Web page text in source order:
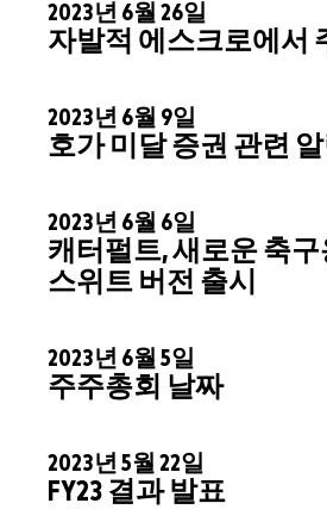
2023년 6월 26일
자발적 에스크로에서
2023년 6월 9일
호가 미달 증권 관련 알
2023년 6월 6일
캐터펄트, 새로운 축구
스위트 버전 출시
2023년 6월 5일
주주총회 날짜
2023년 5월 22일
FY23 결과 발표